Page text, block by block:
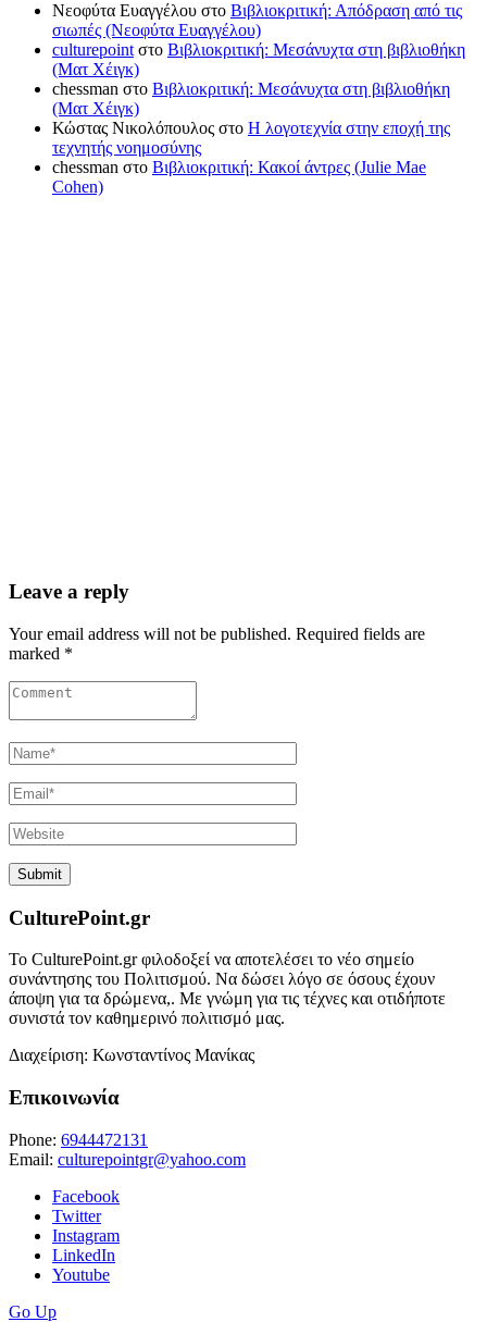
Νεοφύτα Ευαγγέλου στο Βιβλιοκριτική: Απόδραση από τις
σιωπές (Νεοφύτα Ευαγγέλου)
culturepointστο Βιβλιοκριτική: Μεσάνυχτα στη βιβλιοθήκη
(Ματ Χέιγκ)
chessman στο Βιβλιοκριτική: Μεσάνυχτα στη βιβλιοθήκη
(Ματ Χέιγκ)
Κώστας Νικολόπουλος στο Η λογοτεχνία στην εποχή της
τεχνητής νοημοσύνης
chessman στο Βιβλιοκριτική: Κακοί άντρες (Julie Mae
Cohen)
Leave a reply
Your email address will not be published. Required fields are
marked *
CulturePoint.gr
Το CulturePoint.gr φιλοδοξεί να αποτελέσει το νέο σημείο
συνάντησης του Πολιτισμού. Να δώσει λόγο σε όσους έχουν
άποψη για τα δρώμενα,. Με γνώμη για τις τέχνες και οτιδήποτε
συνιστά τον καθημερινό πολιτισμό μας.
Διαχείριση: Κωνσταντίνος Μανίκας
Επικοινωνία
Phone: 6944472131
Email: culturepointgr@yahoo.com
Facebook
Twitter
Instagram
LinkedIn
Youtube
Go Up